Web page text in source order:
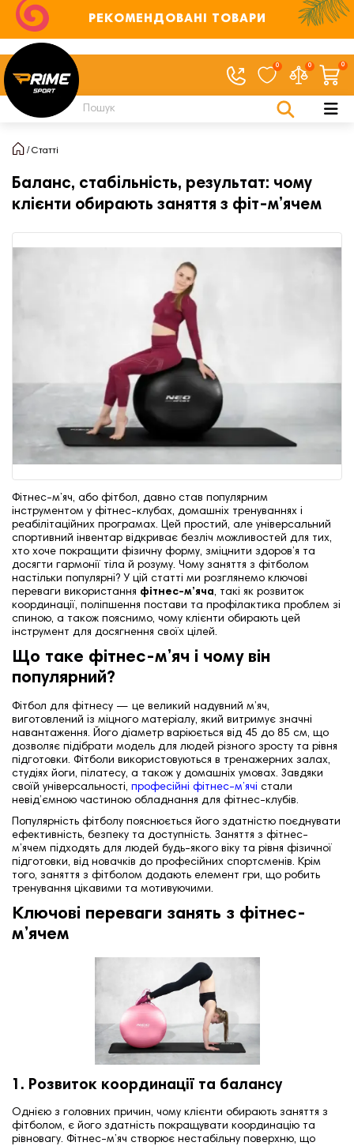
РЕКОМЕНДОВАНІ ТОВАРИ
0 0 0
Статті
Баланс, стабільність, результат: чому
клієнти обирають заняття з фіт-м’ячем
Фітнес-м’яч, або фітбол, давно став популярним
інструментом у фітнес-клубах, домашніх тренуваннях і
реабілітаційних програмах. Цей простий, але універсальний
спортивний інвентар відкриває безліч можливостей для тих,
хто хоче покращити фізичну форму, зміцнити здоров’я та
досягти гармонії тіла й розуму. Чому заняття з фітболом
настільки популярні? У цій статті ми розглянемо ключові
переваги використання фітнес-м’яча, такі як розвиток
координації, поліпшення постави та профілактика проблем зі
спиною, а також пояснимо, чому клієнти обирають цей
інструмент для досягнення своїх цілей.
Що таке фітнес-м’яч і чому він
популярний?
Фітбол для фітнесу — це великий надувний м’яч,
виготовлений із міцного матеріалу, який витримує значні
навантаження. Його діаметр варіюється від 45 до 85 см, що
дозволяє підібрати модель для людей різного зросту та рівня
підготовки. Фітболи використовуються в тренажерних залах,
студіях йоги, пілатесу, а також у домашніх умовах. Завдяки
своїй універсальності, професійні фітнес-м’ячі стали
невід’ємною частиною обладнання для фітнес-клубів.
Популярність фітболу пояснюється його здатністю поєднувати
ефективність, безпеку та доступність. Заняття з фітнес-
м’ячем підходять для людей будь-якого віку та рівня фізичної
підготовки, від новачків до професійних спортсменів. Крім
того, заняття з фітболом додають елемент гри, що робить
тренування цікавими та мотивуючими.
Ключові переваги занять з фітнес-
м’ячем
1. Розвиток координації та балансу
Однією з головних причин, чому клієнти обирають заняття з
фітболом, є його здатність покращувати координацію та
рівновагу. Фітнес-м’яч створює нестабільну поверхню, що